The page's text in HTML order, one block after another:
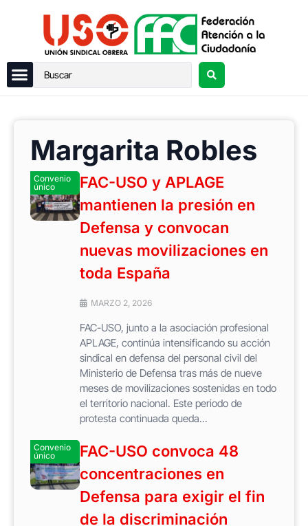
Margarita Robles
Convenio
único
FAC-USO y APLAGE
mantienen la presión en
Defensa y convocan
nuevas movilizaciones en
toda España
MARZO 2, 2026
FAC-USO, junto a la asociación profesional
APLAGE, continúa intensificando su acción
sindical en defensa del personal civil del
Ministerio de Defensa tras más de nueve
meses de movilizaciones sostenidas en todo
el territorio nacional. Este periodo de
protesta continuada queda...
Convenio
único
FAC-USO convoca 48
concentraciones en
Defensa para exigir el fin
de la discriminación